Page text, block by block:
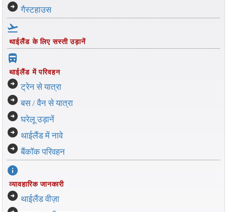
arrow_circle_right गैस्टहाउस
flight_takeoff
थाईलैंड के लिए सस्ती उड़ानें
directions_bus_filled
थाईलैंड में परिवहन
arrow_circle_right ट्रेन से यात्रा
arrow_circle_right बस / वैन से यात्रा
arrow_circle_right घरेलू उड़ानें
arrow_circle_right थाईलैंड में नावे
arrow_circle_right बैंकॉक परिवहन
info
व्यावहारिक जानकारी
arrow_circle_right थाईलैंड वीज़ा